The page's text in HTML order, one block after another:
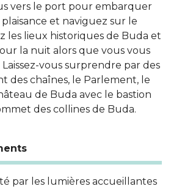
vers le port pour embarquer
et naviguez sur le
les lieux historiques de Buda et
la nuit alors que vous vous
vous surprendre par des
des chaînes, le Parlement, le
de Buda avec le bastion
des collines de Buda.
par les lumières accueillantes